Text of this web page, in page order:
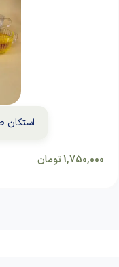
استکان
1,750,000تومان